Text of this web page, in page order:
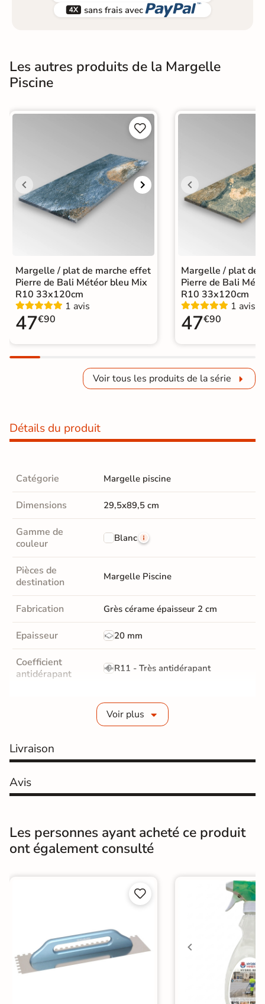
 sans frais avec 
Les autres produits de la Margelle
Piscine


Margelle / plat de marche effet
Pierre de Bali Météor bleu Mix
R10 33x120cm
1 avis
47€90
Margelle / plat de
Pierre de Bali
R10 33x120cm
1 avis
47€90
Voir tous les produits de la série
Détails du produit
Catégorie Margelle piscine
Dimensions 29,5x89,5 cm
Gamme de
couleur
Blanc
Pièces de
destination
Margelle Piscine
Fabrication Grès cérame épaisseur 2 cm
Epaisseur 20 mm
Coefficient
antidérapant
R11 - Très antidérapant
GR5 - Ultra-résistant
Bords rectifié
Finition Mate
Résistant au Gel Oui
1er Choix
A coller sur chape
A coller sur ancien carrelage
Normes
Voir plus
Livraison
Avis
Les personnes ayant acheté ce produit
ont également consulté

